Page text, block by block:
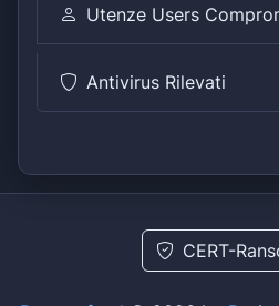
Utenze Users
Antivirus Rilevati
CERT-